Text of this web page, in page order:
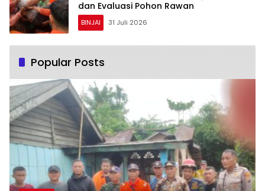
dan Evaluasi Pohon Rawan
BINJAI 31 Juli 2026
Popular Posts